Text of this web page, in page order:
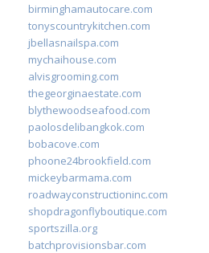
birminghamautocare.com
tonyscountrykitchen.com
jbellasnailspa.com
mychaihouse.com
alvisgrooming.com
thegeorginaestate.com
blythewoodseafood.com
paolosdelibangkok.com
bobacove.com
phoone24brookfield.com
mickeybarmama.com
roadwayconstructioninc.com
shopdragonflyboutique.com
sportszilla.org
batchprovisionsbar.com